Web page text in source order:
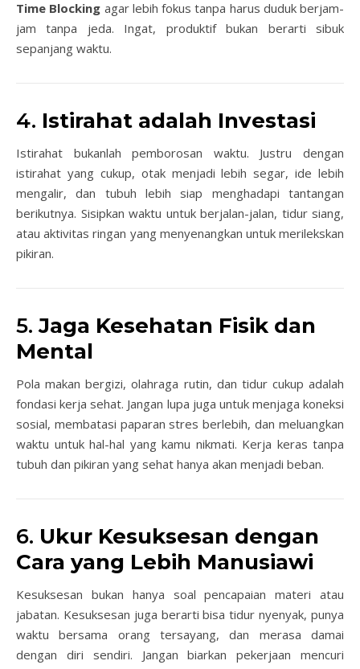
Time Blocking agar lebih fokus tanpa harus duduk berjam-
jam tanpa jeda. Ingat, produktif bukan berarti sibuk
sepanjang waktu.
4. Istirahat adalah Investasi
Istirahat bukanlah pemborosan waktu. Justru dengan
istirahat yang cukup, otak menjadi lebih segar, ide lebih
mengalir, dan tubuh lebih siap menghadapi tantangan
berikutnya. Sisipkan waktu untuk berjalan-jalan, tidur siang,
atau aktivitas ringan yang menyenangkan untuk merilekskan
pikiran.
5.Jaga Kesehatan Fisik dan
Mental
Pola makan bergizi, olahraga rutin, dan tidur cukup adalah
fondasi kerja sehat. Jangan lupa juga untuk menjaga koneksi
sosial, membatasi paparan stres berlebih, dan meluangkan
waktu untuk hal-hal yang kamu nikmati. Kerja keras tanpa
tubuh dan pikiran yang sehat hanya akan menjadi beban.
6. Ukur Kesuksesan dengan
Cara yang Lebih Manusiawi
Kesuksesan bukan hanya soal pencapaian materi atau
jabatan. Kesuksesan juga berarti bisa tidur nyenyak, punya
waktu bersama orang tersayang, dan merasa damai
dengan diri sendiri. Jangan biarkan pekerjaan mencuri